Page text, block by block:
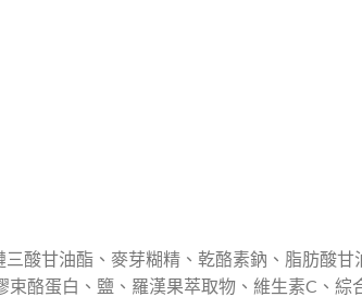
酸甘油酯、麥芽糊精、乾酪素鈉、脂肪酸甘
酪蛋白、鹽、羅漢果萃取物、維生素C、綜